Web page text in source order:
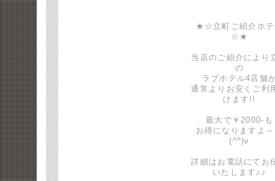
★☆立町ご紹介ホ
☆★
当店のご紹介により
の
ラブホテル4店舗
通常よりお安くご利
けます!!
最大で￥2000-も
お得になりますよ
(^^)v
詳細はお電話にてお
いたします♪♪